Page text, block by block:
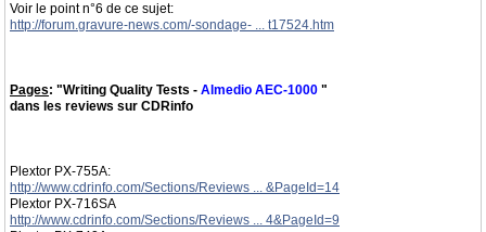
Voir le point n°6 de ce sujet:
http://forum.gravure-news.com/-sondage- ... t17524.htm
Pages: "Writing Quality Tests - Almedio AEC-1000 "
dans les reviews sur CDRinfo
Plextor PX-755A:
http://www.cdrinfo.com/Sections/Reviews ... &PageId=14
Plextor PX-716SA
http://www.cdrinfo.com/Sections/Reviews ... 4&PageId=9